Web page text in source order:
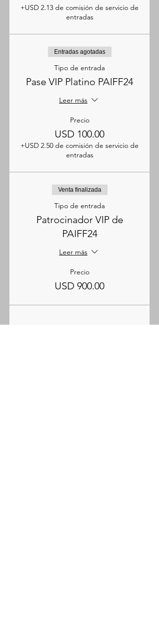
+USD 2.13 de comisión de servicio de
entradas
Entradas agotadas
Tipo de entrada
Pase VIP Platino PAIFF24
Leer más
Precio
USD 100.00
+USD 2.50 de comisión de servicio de
entradas
Venta finalizada
Tipo de entrada
Patrocinador VIP de
PAIFF24
Leer más
Precio
USD 900.00